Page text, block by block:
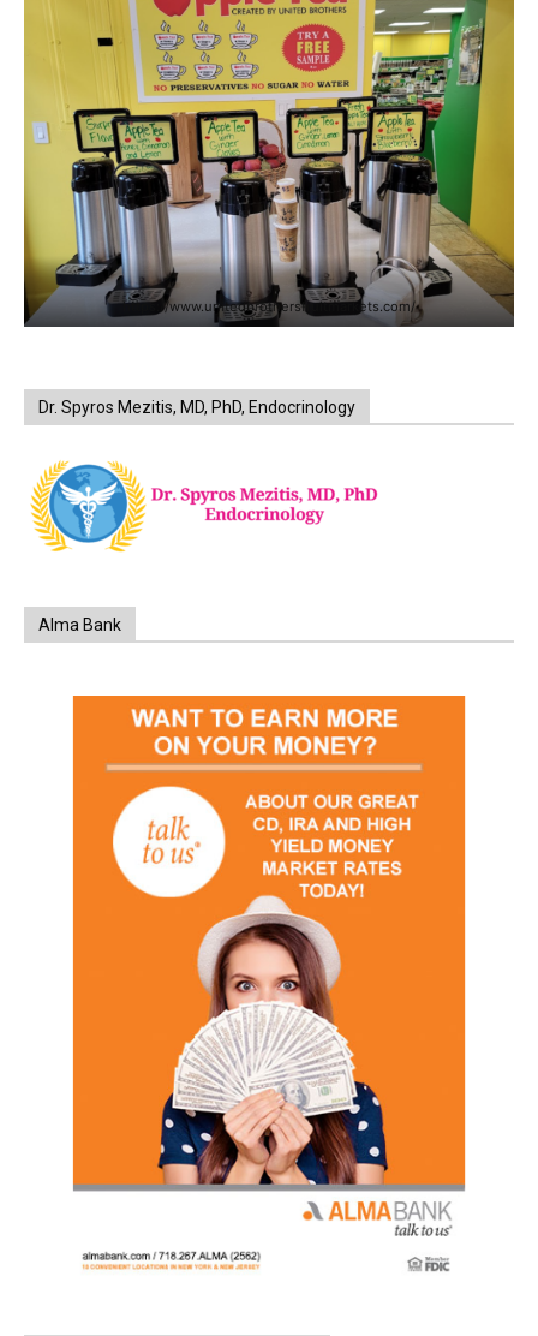
https://www.unitedbrothersfruitmarkets.com/
Dr. Spyros Mezitis, MD, PhD, Endocrinology
Alma Bank